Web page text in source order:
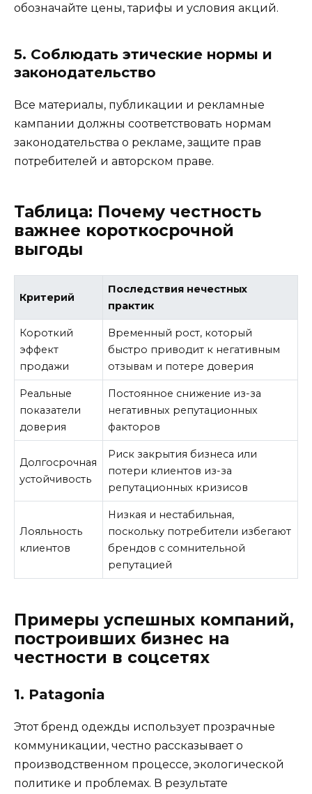
обозначайте цены, тарифы и условия акций.
5. Соблюдать этические нормы и
законодательство
Все материалы, публикации и рекламные
кампании должны соответствовать нормам
законодательства о рекламе, защите прав
потребителей и авторском праве.
Таблица: Почему честность
важнее короткосрочной
выгоды
Критерий
Последствия нечестных
практик
Короткий
эффект
продажи
Временный рост, который
быстро приводит к негативным
отзывам и потере доверия
Реальные
показатели
доверия
Постоянное снижение из-за
негативных репутационных
факторов
Долгосрочная
устойчивость
Риск закрытия бизнеса или
потери клиентов из-за
репутационных кризисов
Лояльность
клиентов
Низкая и нестабильная,
поскольку потребители избегают
брендов с сомнительной
репутацией
Примеры успешных компаний,
построивших бизнес на
честности в соцсетях
1. Patagonia
Этот бренд одежды использует прозрачные
коммуникации, честно рассказывает о
производственном процессе, экологической
политике и проблемах. В результате